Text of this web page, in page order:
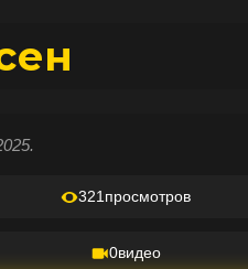
321просмотров
0видео